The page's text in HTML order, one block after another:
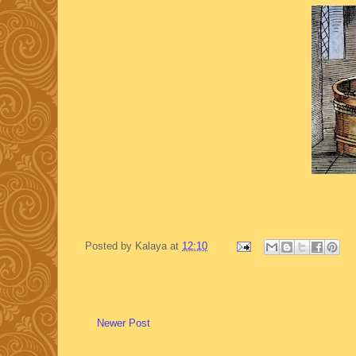
Posted by Kalaya at 12:10
Newer Post